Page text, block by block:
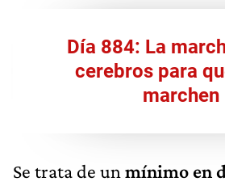
cerebros para
marchen
sitúa al financiamiento por